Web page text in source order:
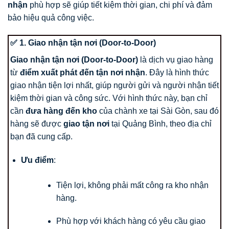
nhận phù hợp sẽ giúp tiết kiệm thời gian, chi phí và đảm
bảo hiệu quả công việc.
✅ 1. Giao nhận tận nơi (Door-to-Door)
Giao nhận tận nơi (Door-to-Door) là dịch vụ giao hàng
từ điểm xuất phát đến tận nơi nhận. Đây là hình thức
giao nhận tiện lợi nhất, giúp người gửi và người nhận tiết
kiệm thời gian và công sức. Với hình thức này, bạn chỉ
cần đưa hàng đến kho của chành xe tại Sài Gòn, sau đó
hàng sẽ được giao tận nơi tại Quảng Bình, theo địa chỉ
bạn đã cung cấp.
Ưu điểm:
Tiện lợi, không phải mất công ra kho nhận
hàng.
Phù hợp với khách hàng có yêu cầu giao